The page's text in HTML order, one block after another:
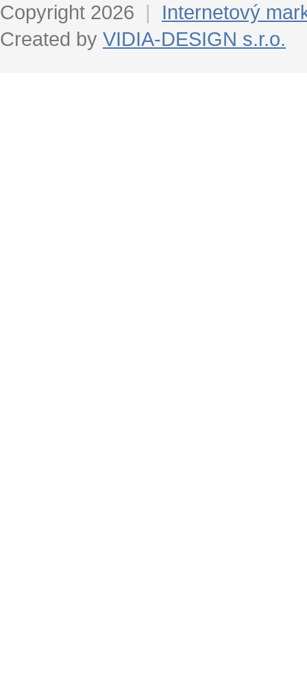
Copyright 2026 |
Internetový
Created by VIDIA-DESIGN s.r.o.